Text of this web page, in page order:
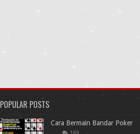
POPULAR POSTS
Cara Bermain Bandar Poker